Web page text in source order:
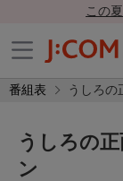
この
番組表 うしろの
うしろの
ン